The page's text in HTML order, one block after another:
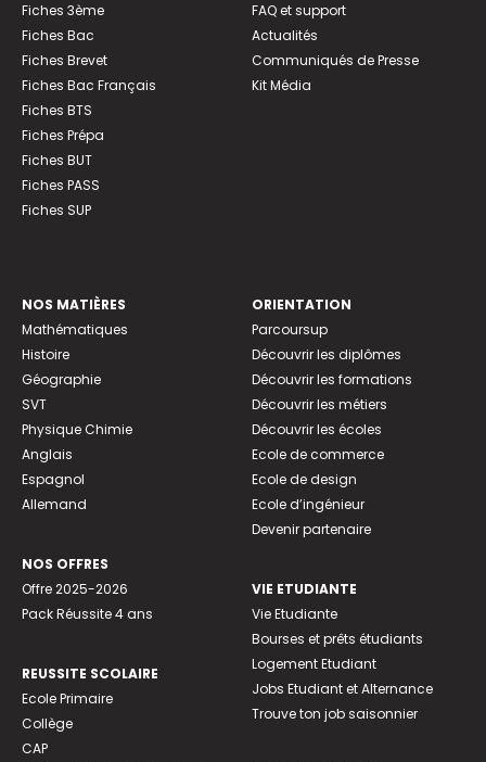
Fiches 3ème
Fiches Bac
Fiches Brevet
Fiches Bac Français
Fiches BTS
Fiches Prépa
Fiches BUT
Fiches PASS
Fiches SUP
FAQ et support
Actualités
Communiqués de Presse
Kit Média
NOS MATIÈRES
Mathématiques
Histoire
Géographie
SVT
Physique Chimie
Anglais
Espagnol
Allemand
NOS OFFRES
Offre 2025-2026
Pack Réussite 4 ans
REUSSITE SCOLAIRE
Ecole Primaire
Collège
CAP
ORIENTATION
Parcoursup
Découvrir les diplômes
Découvrir les formations
Découvrir les métiers
Découvrir les écoles
Ecole de commerce
Ecole de design
Ecole d’ingénieur
Devenir partenaire
VIE ETUDIANTE
Vie Etudiante
Bourses et prêts étudiants
Logement Etudiant
Jobs Etudiant et Alternance
Trouve ton job saisonnier